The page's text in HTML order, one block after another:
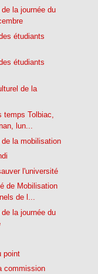
la journée du
étudiants
étudiants
de la
temps Tolbiac,
lun...
la mobilisation
l'université
de Mobilisation
de l...
la journée du
point
commission